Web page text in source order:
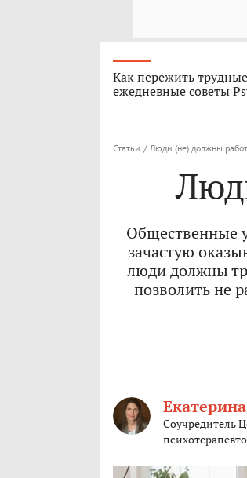
Как пережить
ежедневные советы
Статьи / Люди (не) должны
Общественные
зачастую
люди должны
позволить не
Соучредитель